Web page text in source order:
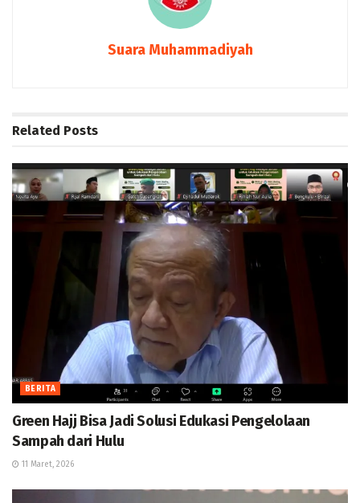
Suara Muhammadiyah
Related Posts
BERITA
Green Hajj Bisa Jadi Solusi Edukasi Pengelolaan
Sampah dari Hulu
11 Maret, 2026